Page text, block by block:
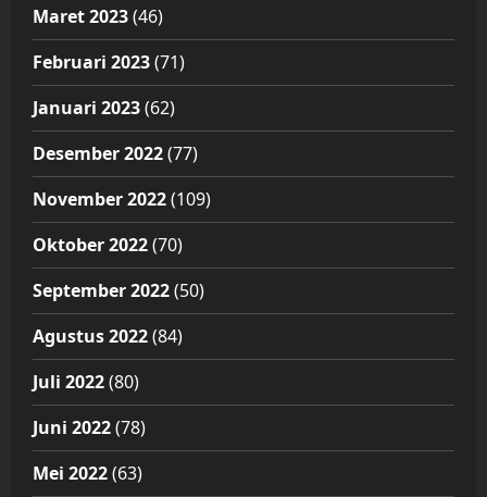
Maret 2023(46)
Februari 2023(71)
Januari 2023(62)
Desember 2022(77)
November 2022(109)
Oktober 2022(70)
September 2022(50)
Agustus 2022(84)
Juli 2022(80)
Juni 2022(78)
Mei 2022(63)